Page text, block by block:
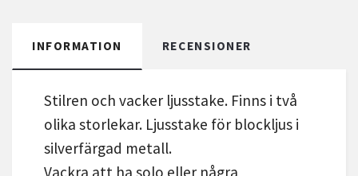
INFORMATION RECENSIONER
Stilren och vacker ljusstake. Finns i två
olika storlekar. Ljusstake för blockljus i
silverfärgad metall.
Vackra att ha solo eller några